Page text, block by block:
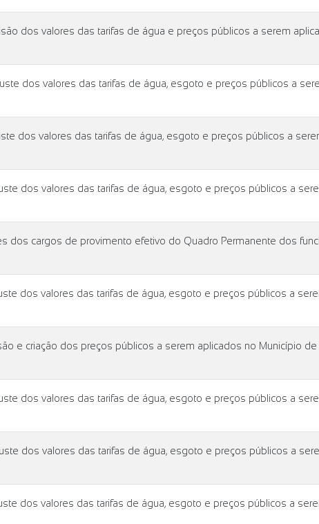
dos valores das tarifas de água e preços públicos a serem
dos valores das tarifas de água, esgoto e preços públicos a
dos valores das tarifas de água, esgoto e preços públicos a
dos valores das tarifas de água, esgoto e preços públicos a
dos cargos de provimento efetivo do Quadro Permanente dos
dos valores das tarifas de água, esgoto e preços públicos a
e criação dos preços públicos a serem aplicados no Município de
dos valores das tarifas de água, esgoto e preços públicos a
dos valores das tarifas de água, esgoto e preços públicos a
dos valores das tarifas de água, esgoto e preços públicos a